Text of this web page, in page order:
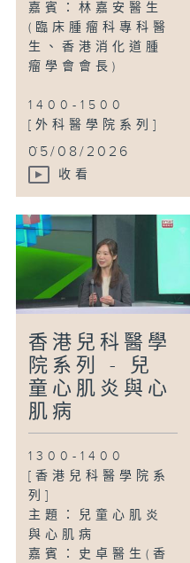
嘉賓：林嘉安醫生
(臨床腫瘤科專科醫
生、香港消化道腫
瘤學會會長)
1400-1500
[外科醫學院系列]
...
05/08/2026
收看
香港兒科醫學
院系列 - 兒
童心肌炎與心
肌病
1300-1400
[香港兒科醫學院系
列]
主題：兒童心肌炎
與心肌病
嘉賓：史卓醫生(香